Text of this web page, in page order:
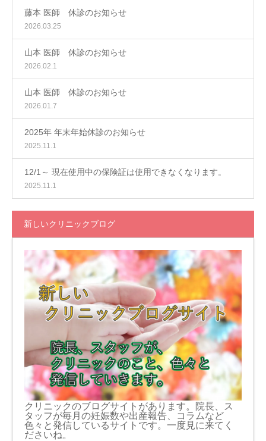
藤本 医師 休診のお知らせ
2026.03.25
山本 医師 休診のお知らせ
2026.02.1
山本 医師 休診のお知らせ
2026.01.7
2025年 年末年始休診のお知らせ
2025.11.1
12/1～ 現在使用中の保険証は使用できなくなります。
2025.11.1
新しいクリニックブログ
クリニックのブログサイトがあります。院長、ス
タッフが毎月の妊娠数や出産報告、コラムなど
色々と発信しているサイトです。一度見に来てく
ださいね。